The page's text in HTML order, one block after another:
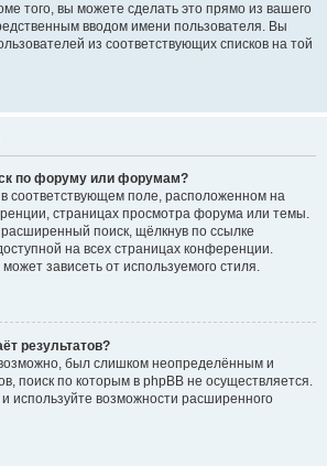
того, вы можете сделать это прямо из вашего
вводом имени пользователя. Вы
из соответствующих списков на той
по форуму или форумам?
соответствующем поле, расположенном на
страницах просмотра форума или темы.
поиск, щёлкнув по ссылке
на всех страницах конференции.
зависеть от используемого стиля.
результатов?
был слишком неопределённым и
поиск по которым в phpBB не осуществляется.
используйте возможности расширенного